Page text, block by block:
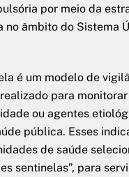
por meio da
no âmbito do Sistema
é um modelo de
para monitorar
ou agentes
pública. Esses
de saúde
sentinelas”, para